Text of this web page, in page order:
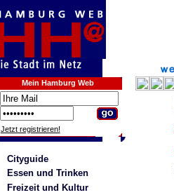
Mein Hamburg Web
Jetzt registrieren!
Cityguide
Essen und Trinken
Freizeit und Kultur